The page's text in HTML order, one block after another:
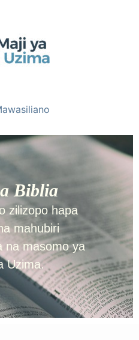
Biblia
zilizopo hapa
mahubiri
na masomo ya
Uzima.